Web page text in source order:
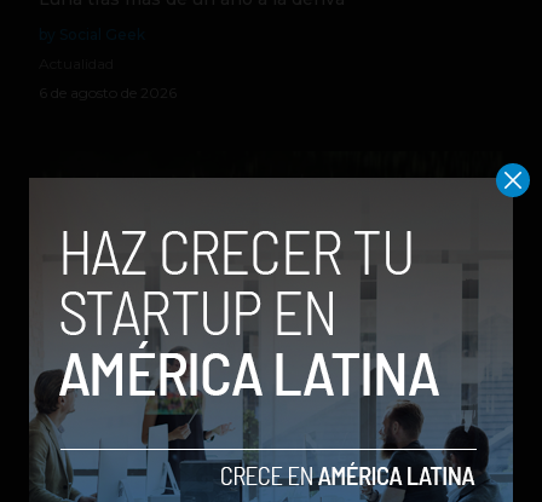
6 de agosto de 2026
Qwen 3.8-Max, la nueva IA de Alibaba que desafía a
los modelos más poderosos
by Sergio Ramos